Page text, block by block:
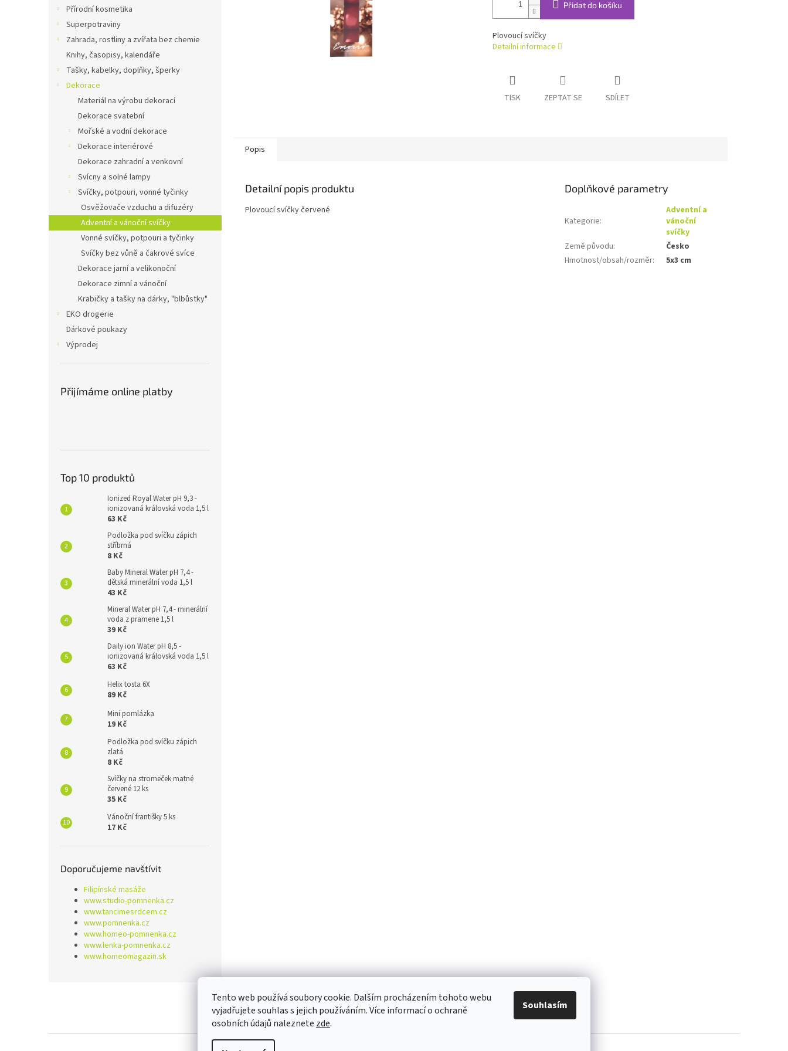
Tento web používá soubory cookie. Dalším procházením tohoto webu
vyjadřujete souhlas s jejich používáním. Více informací o ochraně
osobních údajů naleznete zde.
Souhlasím
Přírodní kosmetika
Superpotraviny
Zahrada, rostliny a zvířata bez chemie
Knihy, časopisy, kalendáře
Tašky, kabelky, doplňky, šperky
Dekorace
Materiál na výrobu dekorací
Dekorace svatební
Mořské a vodní dekorace
Dekorace interiérové
Dekorace zahradní a venkovní
Svícny a solné lampy
Svíčky, potpouri, vonné tyčinky
Osvěžovače vzduchu a difuzéry
Adventní a vánoční svíčky
Vonné svíčky, potpouri a tyčinky
Svíčky bez vůně a čakrové svíce
Dekorace jarní a velikonoční
Dekorace zimní a vánoční
Krabičky a tašky na dárky, "blbůstky"
EKO drogerie
Dárkové poukazy
Výprodej
Přijímáme online platby
Top 10 produktů
Ionized Royal Water pH 9,3 -
ionizovaná královská voda 1,5 l
63 Kč
Podložka pod svíčku zápich
stříbrná
8 Kč
Baby Mineral Water pH 7,4 -
dětská minerální voda 1,5 l
43 Kč
Mineral Water pH 7,4 - minerální
voda z pramene 1,5 l
39 Kč
Daily ion Water pH 8,5 -
ionizovaná královská voda 1,5 l
63 Kč
Helix tosta 6X
89 Kč
Mini pomlázka
19 Kč
Podložka pod svíčku zápich
zlatá
8 Kč
Svíčky na stromeček matné
červené 12 ks
35 Kč
Vánoční františky 5 ks
17 Kč
Doporučujeme navštívit
Filipínské masáže
www.studio-pomnenka.cz
www.tancimesrdcem.cz
www.pomnenka.cz
www.homeo-pomnenka.cz
www.lenka-pomnenka.cz
www.homeomagazin.sk
Přidat do košíku
Plovoucí svíčky
Detailní informace
TISK ZEPTAT SE SDÍLET
Popis
Detailní popis produktu
Plovoucí svíčky červené
Doplňkové parametry
Kategorie:
Adventní a
vánoční
svíčky
Země původu:
Česko
Hmotnost/obsah/rozměr: 5x3 cm